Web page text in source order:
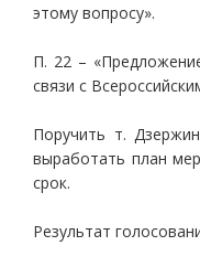
этому вопросу».
П. 22 –
связи с
Поручить т.
выработать план
срок.
Результат